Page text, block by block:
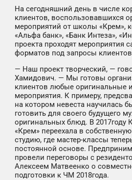
На сегодняшний день в числе
клиентов, воспользовавшихся
мероприятий от школы «Крем»,
«Альфа банк», «Банк Интеза»,
проекта проходят мероприятия
форматов под запросы
— Наш проект творческий, —
Хамидович. — Мы готовы
клиентов любые оригинальные
мероприятия. К примеру,
на котором невеста научилась
готовить для своего будущего
оригинальных блюд. В 2017году
«Крем» переехала в
студию, где мастер-классы
постоянной основе.
провели переговоры с
Алексеем Матвеенко о
подготовки к ЧМ 2018года.